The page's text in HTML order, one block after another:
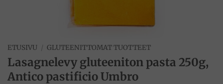
ETUSIVU / GLUTEENITTOMAT TUOTTEET
Lasagnelevy gluteeniton pasta 250g,
Antico pastificio Umbro